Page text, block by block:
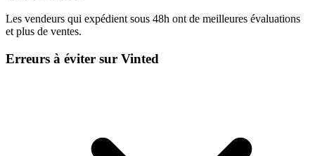
Les vendeurs qui expédient sous 48h ont de meilleures évaluations
et plus de ventes.
Erreurs à éviter sur Vinted